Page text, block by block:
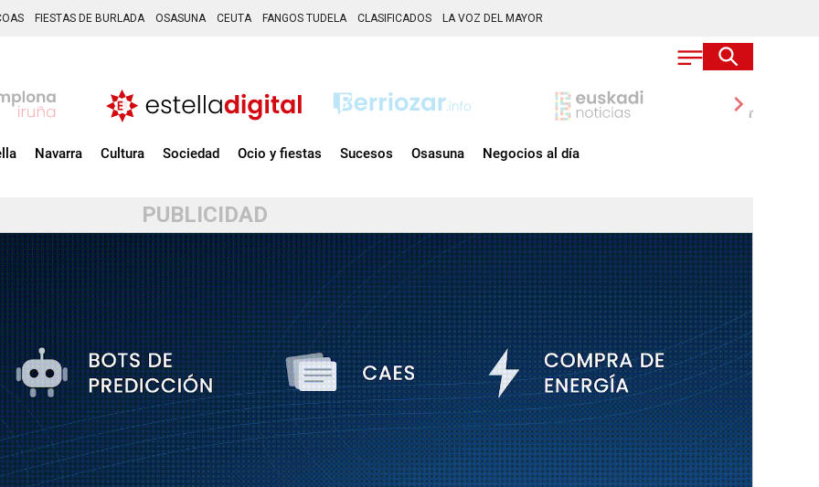
FIESTAS DE BURLADA OSASUNA CEUTA FANGOS TUDELA CLASIFICADOS LA VOZ DEL MAYOR
chevron_right
Navarra Cultura Sociedad Ocio y fiestas Sucesos Osasuna Negocios al día
PUBLICIDAD